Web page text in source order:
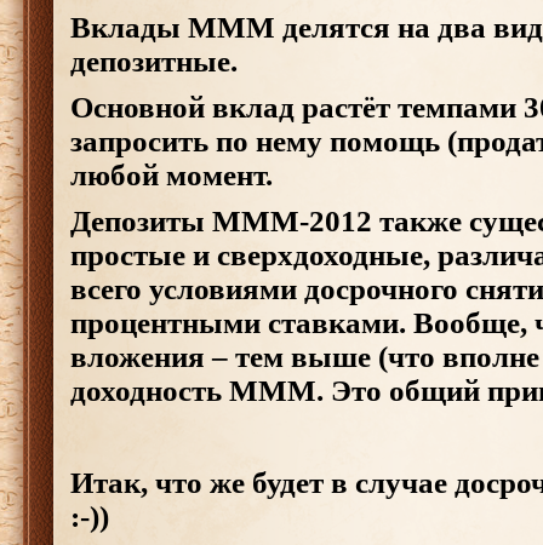
Вклады МММ делятся на два
депозитные.
Основной вклад растёт темпами
запросить по нему помощь
любой момент.
Депозиты МММ-2012 также
простые и сверхдоходные,
всего условиями досрочного
процентными ставками. Вообще,
вложения – тем выше (что вполне
доходность МММ. Это общий
Итак, что же будет в случае
:-))